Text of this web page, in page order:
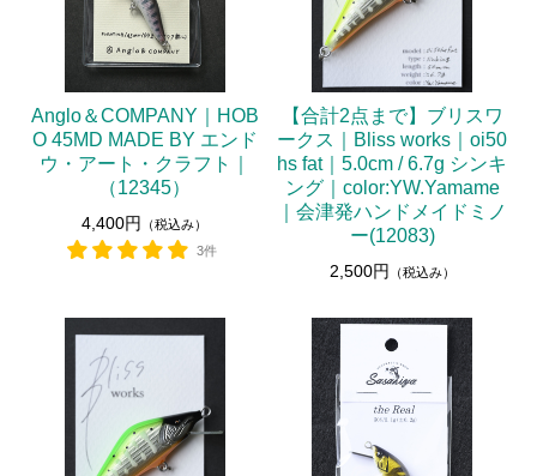
Anglo＆COMPANY｜HOB
O 45MD MADE BY エンド
ウ・アート・クラフト｜
（12345）
4,400円
（税込み）
3件
【合計2点まで】ブリスワ
ークス｜Bliss works｜oi50
hs fat｜5.0cm / 6.7g シンキ
ング｜color:YW.Yamame
｜会津発ハンドメイドミノ
ー(12083)
2,500円 （税込み）